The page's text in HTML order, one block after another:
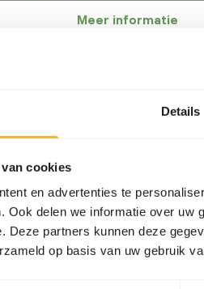
Details
cookies
en advertenties te
Ook delen we informatie over
Deze partners kunnen deze
op basis van uw gebruik
Meer informatie